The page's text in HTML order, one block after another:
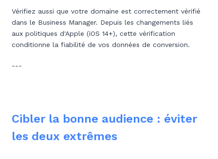
Vérifiez aussi que votre domaine est correctement vérifié
dans le Business Manager. Depuis les changements liés
aux politiques d'Apple (iOS 14+), cette vérification
conditionne la fiabilité de vos données de conversion.
---
Cibler la bonne audience : éviter
les deux extrêmes